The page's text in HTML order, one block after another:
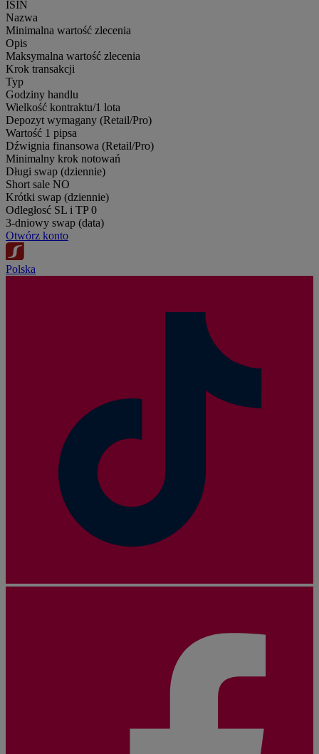
ISIN
Nazwa
Minimalna wartość zlecenia
Opis
Maksymalna wartość zlecenia
Krok transakcji
Typ
Godziny handlu
Wielkość kontraktu/1 lota
Depozyt wymagany (Retail/Pro)
Wartość 1 pipsa
Dźwignia finansowa (Retail/Pro)
Minimalny krok notowań
Długi swap (dziennie)
Short sale NO
Krótki swap (dziennie)
Odległosć SL i TP 0
3-dniowy swap (data)
Otwórz konto
Polska